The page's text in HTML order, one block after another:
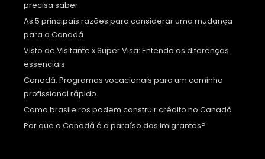
precisa saber
As 5 principais razões para considerar uma mudança
para o Canadá
Visto de Visitante x Super Visa: Entenda as diferenças
essenciais
Canadá: Programas vocacionais para um caminho
profissional rápido
Como brasileiros podem construir crédito no Canadá
Por que o Canadá é o paraíso dos imigrantes?